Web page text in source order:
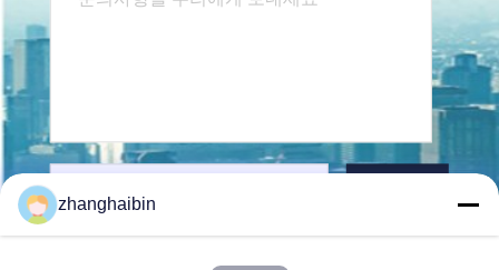
zhanghaibin